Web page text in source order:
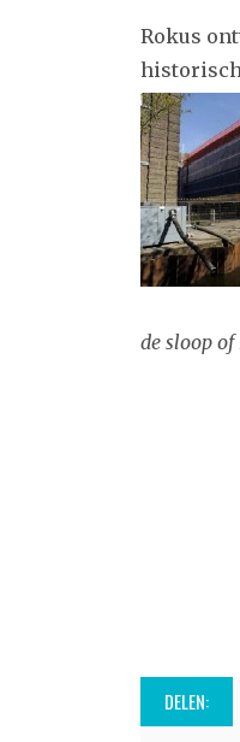
Rokus
de sloop of
DELEN: